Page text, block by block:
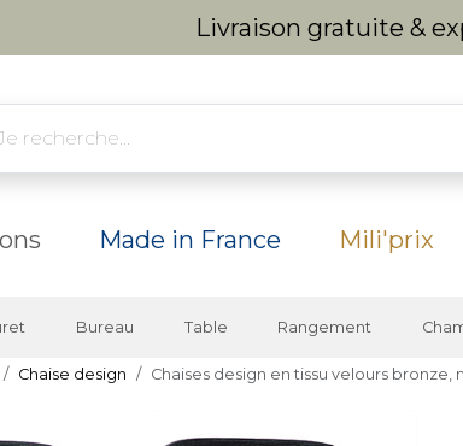
Livraison gratuite &
Made in France Mili'prix
Bureau Table Rangement
Chaise design Chaises design en tissu velours